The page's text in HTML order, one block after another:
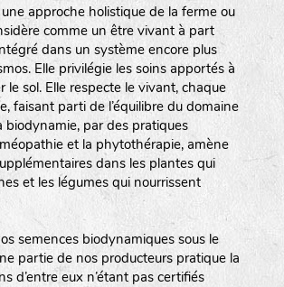
approche holistique de la ferme ou
comme un être vivant à part
dans un système encore plus
Elle privilégie les soins apportés à
le sol. Elle respecte le vivant, chaque
faisant parti de l’équilibre du domaine
biodynamie, par des pratiques
et la phytothérapie, amène
dans les plantes qui
et les légumes qui nourrissent
semences biodynamiques sous le
partie de nos producteurs pratique la
d’entre eux n’étant pas certifiés
BEL20BPA1A (en haut à gauche)
étant :
biodiversité cultivée